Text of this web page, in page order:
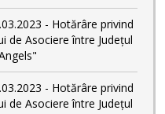
- Hotărâre privind
de Asociere între Județul
- Hotărâre privind
de Asociere între Județul